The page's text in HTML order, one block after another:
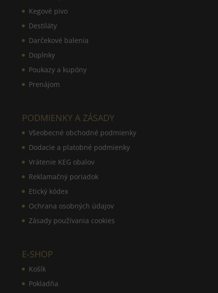
Kegové pivo
Destiláty
Darčekové balenia
Doplnky
Poukazy a kupóny
Prenájom
PODMIENKY A ZÁSADY
Všeobecné obchodné podmienky
Dodacie a platobné podmienky
Vrátenie KEG obalov
Reklamačný poriadok
Etický kódex
Ochrana osobných údajov
Zásady používania cookies
E-SHOP
Košík
Pokladňa